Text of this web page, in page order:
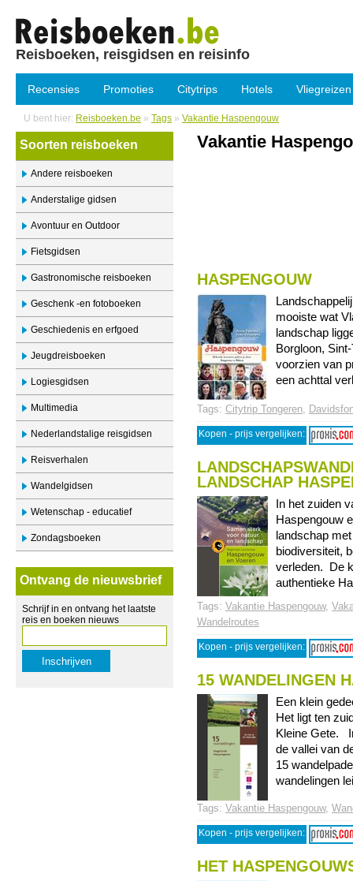
Reisboeken, reisgidsen en reisinfo
Recensies Promoties Citytrips Hotels Vliegreizen
U bent hier: Reisboeken.be » Tags » Vakantie Haspengouw
Soorten reisboeken
Andere reisboeken
Anderstalige gidsen
Avontuur en Outdoor
Fietsgidsen
Gastronomische reisboeken
Geschenk -en fotoboeken
Geschiedenis en erfgoed
Jeugdreisboeken
Logiesgidsen
Multimedia
Nederlandstalige reisgidsen
Reisverhalen
Wandelgidsen
Wetenschap - educatief
Zondagsboeken
Ontvang de nieuwsbrief
Schrijf in en ontvang het laatste
reis en boeken nieuws
Vakantie
HASPENGOUW
mooiste wat
landschap
Borgloon,
voorzien van
een achttal
Tags: Citytrip Tongeren,
Kopen - prijs vergelijken:
LANDSCHAP
In het zuiden
Haspengouw
landschap
biodiversiteit,
verleden. De
authentieke
Tags: Vakantie Haspengouw,
Wandelroutes
Kopen - prijs vergelijken:
15 WANDELINGEN
Een klein
Het ligt ten
Kleine Gete.
de vallei van
15
wandelingen
Tags: Vakantie Haspengouw,
Kopen - prijs vergelijken:
HET